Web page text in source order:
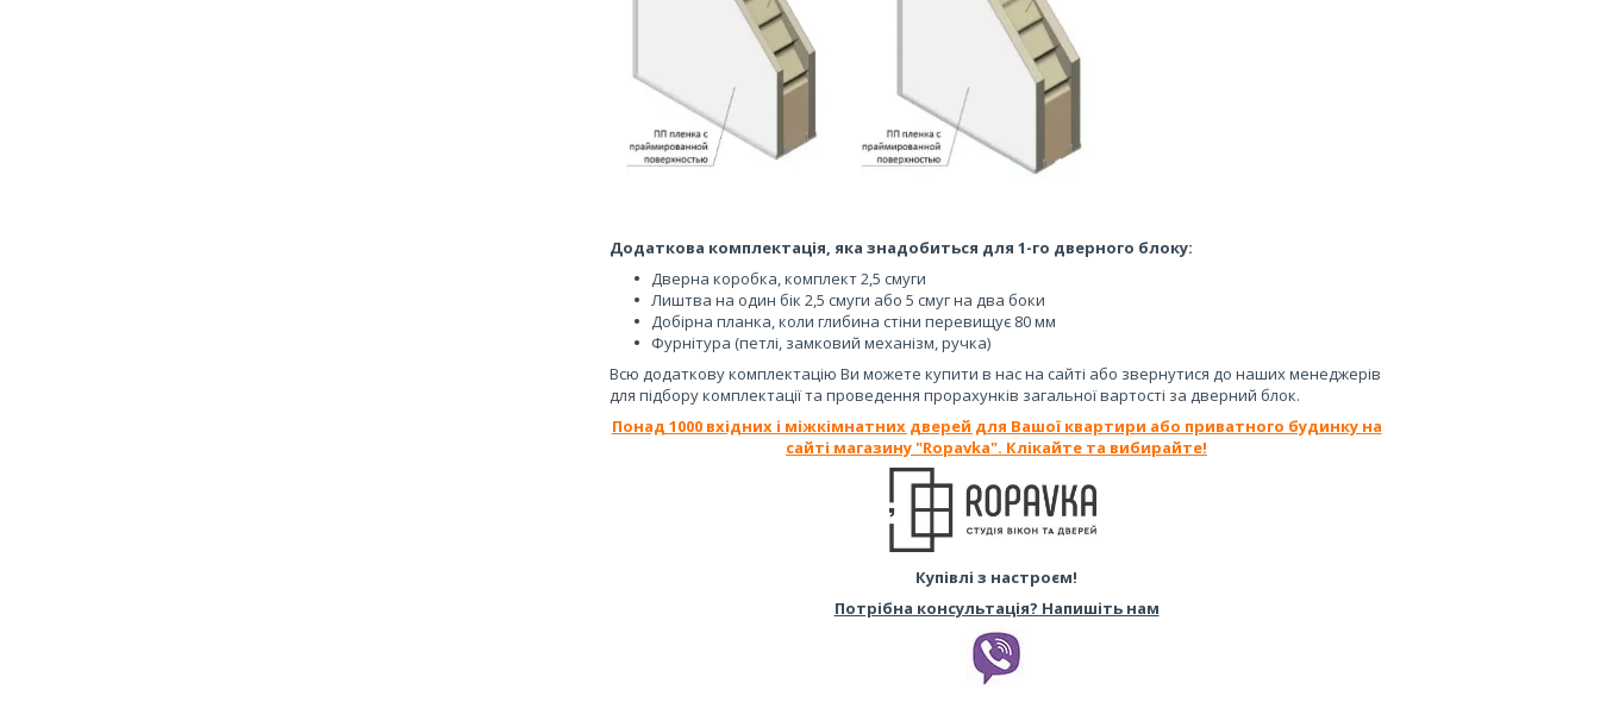
Додаткова комплектація, яка знадобиться для 1-го дверного блоку:
Дверна коробка, комплект 2,5 смуги
Лиштва на один бік 2,5 смуги або 5 смуг на два боки
Добірна планка, коли глибина стіни перевищує 80 мм
Фурнітура (петлі, замковий механізм, ручка)
Всю додаткову комплектацію Ви можете купити в нас на сайті або звернутися до наших менеджерів
для підбору комплектації та проведення прорахунків загальної вартості за дверний блок.
Понад 1000 вхідних і міжкімнатних дверей для Вашої квартири або приватного будинку на
сайті магазину "Ropavka". Клікайте та вибирайте!
Купівлі з настроєм!
Потрібна консультація? Напишіть нам